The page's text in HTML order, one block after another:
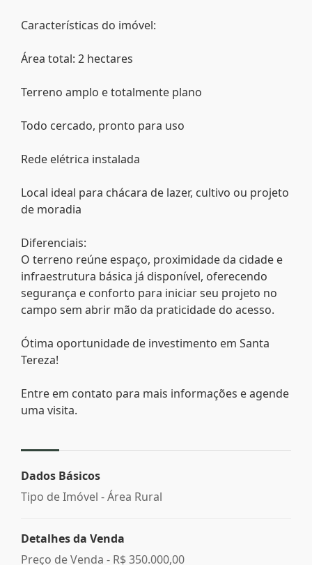
Características do imóvel:
Área total: 2 hectares
Terreno amplo e totalmente plano
Todo cercado, pronto para uso
Rede elétrica instalada
Local ideal para chácara de lazer, cultivo ou projeto
de moradia
Diferenciais:
O terreno reúne espaço, proximidade da cidade e
infraestrutura básica já disponível, oferecendo
segurança e conforto para iniciar seu projeto no
campo sem abrir mão da praticidade do acesso.
Ótima oportunidade de investimento em Santa
Tereza!
Entre em contato para mais informações e agende
uma visita.
Dados Básicos
Tipo de Imóvel - Área Rural
Detalhes da Venda
Preço de Venda - R$ 350.000,00